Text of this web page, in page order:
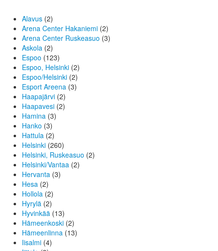
Alavus (2)
Arena Center Hakaniemi (2)
Arena Center Ruskeasuo (3)
Askola (2)
Espoo (123)
Espoo, Helsinki (2)
Espoo/Helsinki (2)
Esport Areena (3)
Haapajärvi (2)
Haapavesi (2)
Hamina (3)
Hanko (3)
Hattula (2)
Helsinki (260)
Helsinki, Ruskeasuo (2)
Helsinki/Vantaa (2)
Hervanta (3)
Hesa (2)
Hollola (2)
Hyrylä (2)
Hyvinkää (13)
Hämeenkoski (2)
Hämeenlinna (13)
Iisalmi (4)